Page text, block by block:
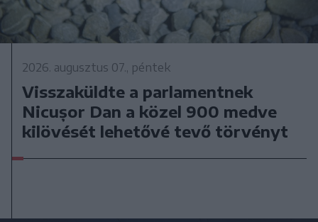
2026. augusztus 07., péntek
Visszaküldte a parlamentnek
Nicușor Dan a közel 900 medve
kilövését lehetővé tevő törvényt